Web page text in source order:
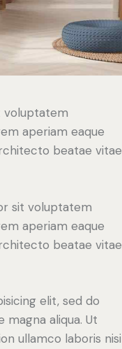
voluptatem
aperiam eaque
beatae vitae
sit voluptatem
aperiam eaque
beatae vitae
elit, sed do
aliqua. Ut
ullamco laboris nisi